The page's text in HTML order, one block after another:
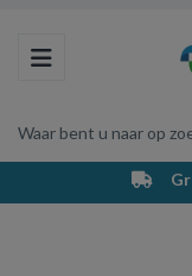
Toggle navigation
Waar bent u naar op